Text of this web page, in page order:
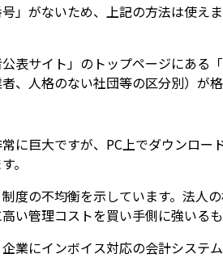
」がないため、上記の方法は使え
公表サイト」のトップページにあ
、人格のない社団等の区分別）が
に巨大ですが、PC上でダウンロ
。
度の不均衡を示しています。法人
い管理コストを買い手側に強いる
業にインボイス対応の会計システ